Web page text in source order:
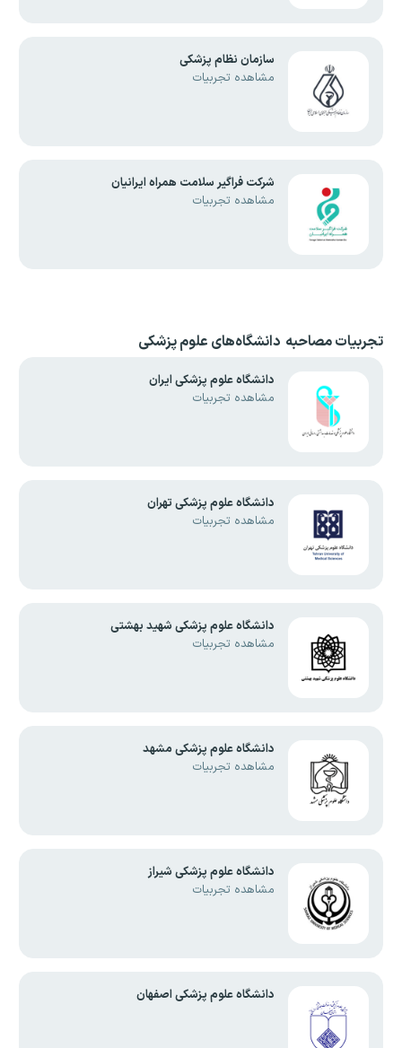
سازمان نظام پزشکی
مشاهده تجربیات
شرکت فراگیر سلامت همراه ایرانیان
مشاهده تجربیات
تجربیات مصاحبه دانشگاه‌های علوم پزشکی
دانشگاه علوم پزشکی ایران
مشاهده تجربیات
دانشگاه علوم پزشکی تهران
مشاهده تجربیات
دانشگاه علوم پزشکی شهید بهشتی
مشاهده تجربیات
دانشگاه علوم پزشکی مشهد
مشاهده تجربیات
دانشگاه علوم پزشکی شیراز
مشاهده تجربیات
دانشگاه علوم پزشکی اصفهان